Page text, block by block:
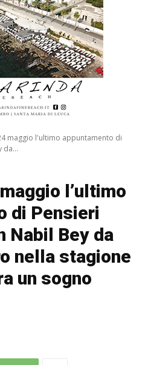
maggio l'ultimo appuntamento di
da...
l’ultimo
di Pensieri
Nabil Bey da
nella stagione
un sogno